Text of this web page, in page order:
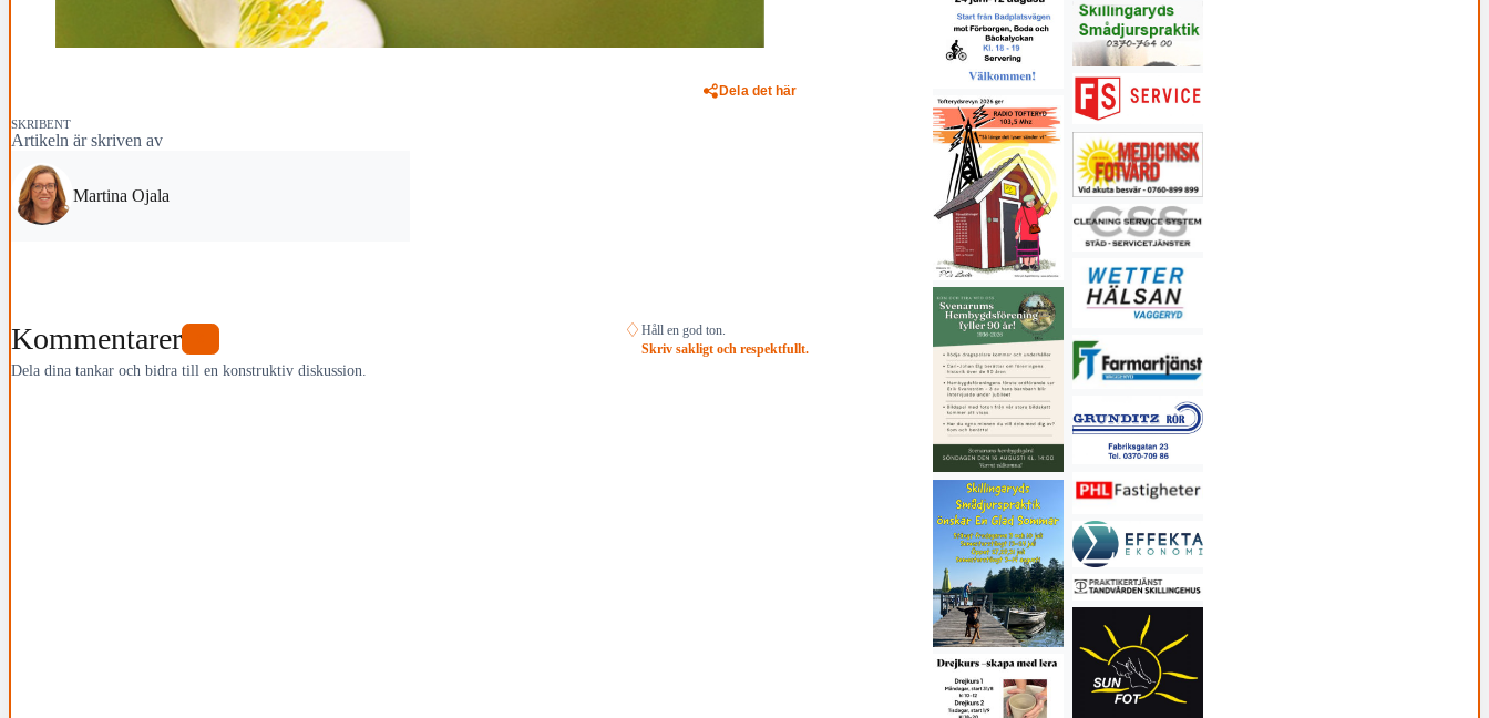
Dela det här
SKRIBENT
Artikeln är skriven av
Martina Ojala
Kommentarer
Dela dina tankar och bidra till en konstruktiv diskussion.
♢ Håll en god ton.
Skriv sakligt och respektfullt.